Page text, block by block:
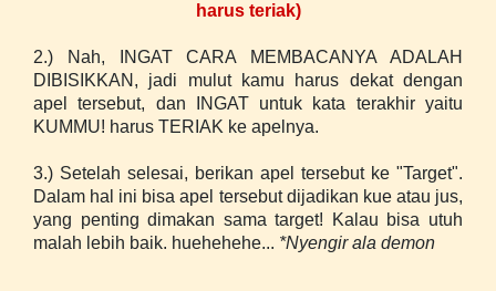
harus teriak)
2.) Nah, INGAT CARA MEMBACANYA ADALAH
DIBISIKKAN, jadi mulut kamu harus dekat dengan
apel tersebut, dan INGAT untuk kata terakhir yaitu
KUMMU! harus TERIAK ke apelnya.
3.) Setelah selesai, berikan apel tersebut ke "Target".
Dalam hal ini bisa apel tersebut dijadikan kue atau jus,
yang penting dimakan sama target! Kalau bisa utuh
malah lebih baik. huehehehe... *Nyengir ala demon